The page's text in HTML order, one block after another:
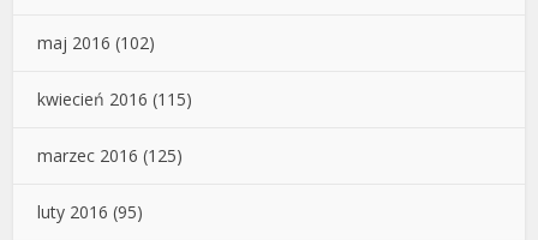
maj 2016 (102)
kwiecień 2016 (115)
marzec 2016 (125)
luty 2016 (95)